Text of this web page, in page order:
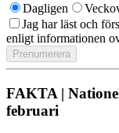
Dagligen
Jag har läst och
enligt informationen
FAKTA |
februari